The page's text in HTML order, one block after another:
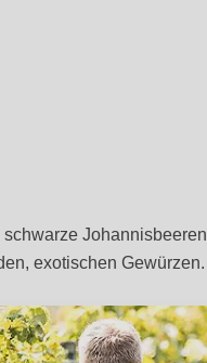
exotischen Gewürzen.